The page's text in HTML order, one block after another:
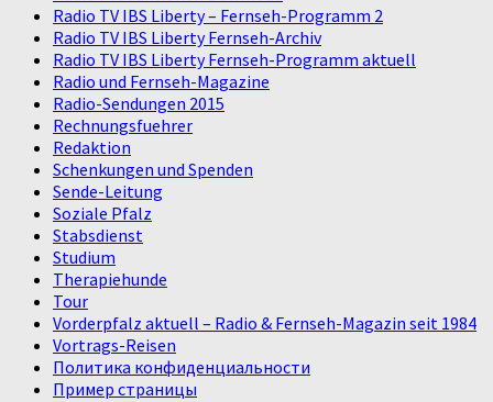
Radio TV IBS Liberty – Fernseh-Programm 2
Radio TV IBS Liberty Fernseh-Archiv
Radio TV IBS Liberty Fernseh-Programm aktuell
Radio und Fernseh-Magazine
Radio-Sendungen 2015
Rechnungsfuehrer
Redaktion
Schenkungen und Spenden
Sende-Leitung
Soziale Pfalz
Stabsdienst
Studium
Therapiehunde
Tour
Vorderpfalz aktuell – Radio & Fernseh-Magazin seit 1984
Vortrags-Reisen
Политика конфиденциальности
Пример страницы